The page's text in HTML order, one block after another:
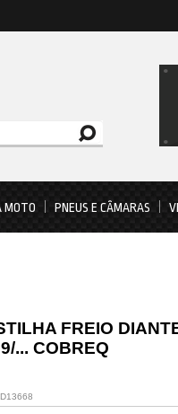
MOTO PNEUS E CÂMARAS
FREIO
... COBREQ